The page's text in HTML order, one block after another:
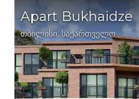
Apart Bukhaidze
თბილისი, საქართველო